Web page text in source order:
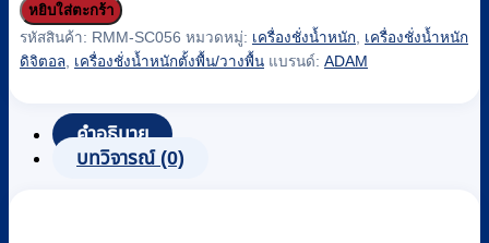
เครื่อง
ชั่ง
ดิจิตอล
แบบ
หยิบใส่ตะกร้า
รหัสสินค้า: RMM-SC056 หมวดหมู่: เครื่องชั่งน้ำหนัก เครื่องชั่งน้ำหนัก
ดิจิตอล เครื่องชั่งน้ำหนักตั้งพื้น/วางพื้น แบรนด์: ADAM
คำอธิบาย
บทวิจารณ์ (0)